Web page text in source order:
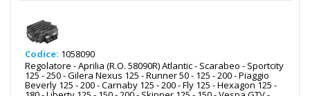
Codice: 1058090
Regolatore - Aprilia (R.O. 58090R) Atlantic - Scarabeo - Sportcity
125 - 250 - Gilera Nexus 125 - Runner 50 - 125 - 200 - Piaggio
Beverly 125 - 200 - Carnaby 125 - 200 - Fly 125 - Hexagon 125 -